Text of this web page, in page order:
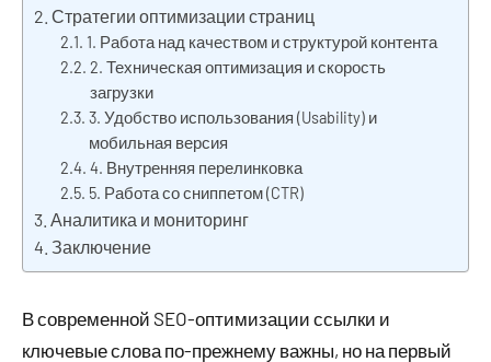
Стратегии оптимизации страниц
1. Работа над качеством и структурой контента
2. Техническая оптимизация и скорость
загрузки
3. Удобство использования (Usability) и
мобильная версия
4. Внутренняя перелинковка
5. Работа со сниппетом (CTR)
Аналитика и мониторинг
Заключение
В современной SEO-оптимизации ссылки и
ключевые слова по-прежнему важны, но на первый